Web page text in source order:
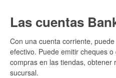
Las cuentas
Con una cuenta corriente,
efectivo. Puede emitir cheques
compras en las tiendas, obtener
sucursal.